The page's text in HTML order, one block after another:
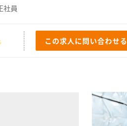
社員
この求人に問い合わせる